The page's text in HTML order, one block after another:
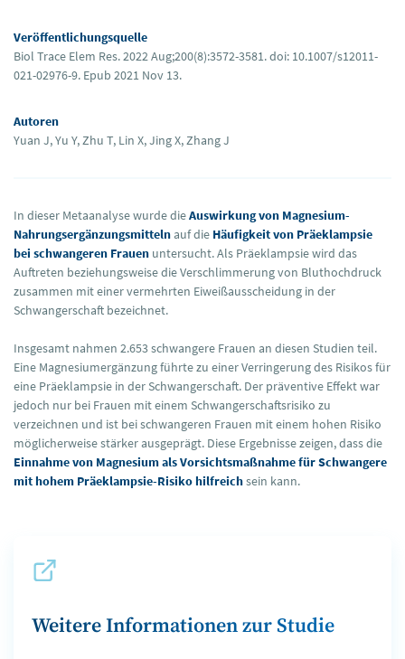
Veröffentlichungsquelle
Biol Trace Elem Res. 2022 Aug;200(8):3572-3581. doi: 10.1007/s12011-
021-02976-9. Epub 2021 Nov 13.
Autoren
Yuan J, Yu Y, Zhu T, Lin X, Jing X, Zhang J
In dieser Metaanalyse wurde dieAuswirkung von Magnesium-
Nahrungsergänzungsmittelnauf die Häufigkeit von Präeklampsie
bei schwangeren Frauen untersucht. Als Präeklampsie wird das
Auftreten beziehungsweise die Verschlimmerung von Bluthochdruck
zusammen mit einer vermehrten Eiweißausscheidung in der
Schwangerschaft bezeichnet.
Insgesamt nahmen 2.653 schwangere Frauen an diesen Studien teil.
Eine Magnesiumergänzung führte zu einer Verringerung des Risikos für
eine Präeklampsie in der Schwangerschaft. Der präventive Effekt war
jedoch nur bei Frauen mit einem Schwangerschaftsrisiko zu
verzeichnen und ist bei schwangeren Frauen mit einem hohen Risiko
möglicherweise stärker ausgeprägt. Diese Ergebnisse zeigen, dass die
Einnahme von Magnesium als Vorsichtsmaßnahme für Schwangere
mit hohem Präeklampsie-Risiko hilfreichsein kann.
Weitere Informationen zur Studie